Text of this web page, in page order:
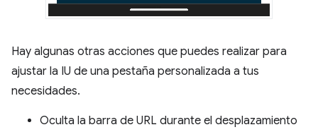
Hay algunas otras acciones que puedes realizar para
ajustar la IU de una pestaña personalizada a tus
necesidades.
Oculta la barra de URL durante el desplazamiento